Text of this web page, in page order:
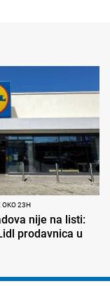
OKO 23H
nije na listi:
prodavnica u